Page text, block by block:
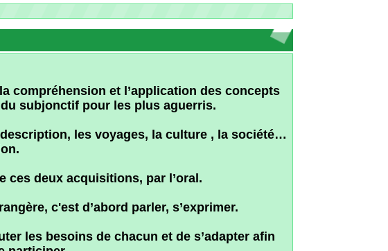
acquisitions, par l’oral.
d’abord parler, s’exprimer.
de chacun et de s’adapter afin
si le professeur a établi un
accompagnant non directif.
privé de chacun de nos
Ce dernier met à disposition de
le déroulement pédagogique des